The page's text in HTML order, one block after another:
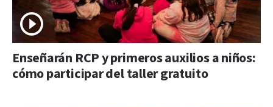
Enseñarán RCP y primeros auxilios a niños:
cómo participar del taller gratuito